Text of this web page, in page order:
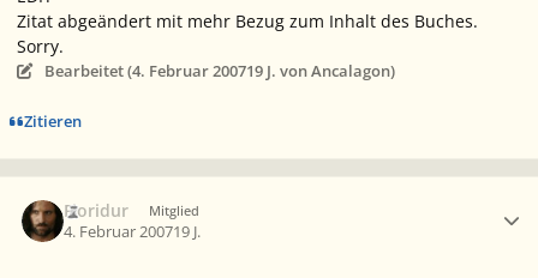
Zitat abgeändert mit mehr Bezug zum Inhalt des Buches.
Sorry.
Bearbeitet (4. Februar 200719 J. von Ancalagon)
Zitieren
Fioridur Mitglied
4. Februar 200719 J.